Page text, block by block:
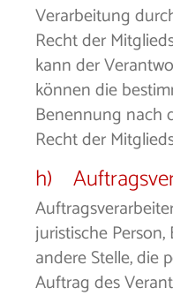
Verarbeitung
Recht der
kann der
können die
Benennung nach
Recht der
h)
juristische
andere Stelle, die
Auftrag des